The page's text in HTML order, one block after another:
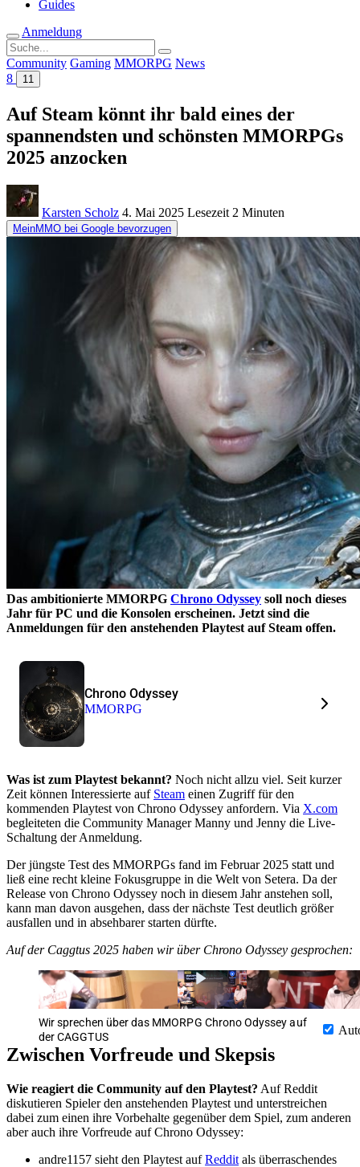
Guides
Anmeldung
Suche
nach:
Community Gaming MMORPG News
8
11
Auf Steam könnt ihr bald eines der
spannendsten und schönsten MMORPGs
2025 anzocken
Karsten Scholz 4. Mai 2025 Lesezeit 2 Minuten
MeinMMO bei Google bevorzugen
Das ambitionierte MMORPG Chrono Odyssey soll noch dieses
Jahr für PC und die Konsolen erscheinen. Jetzt sind die
Anmeldungen für den anstehenden Playtest auf Steam offen.
Chrono Odyssey
MMORPG
Was ist zum Playtest bekannt? Noch nicht allzu viel. Seit kurzer
Zeit können Interessierte auf Steam einen Zugriff für den
kommenden Playtest von Chrono Odyssey anfordern. Via X.com
begleiteten die Community Manager Manny und Jenny die Live-
Schaltung der Anmeldung.
Der jüngste Test des MMORPGs fand im Februar 2025 statt und
ließ eine recht kleine Fokusgruppe in die Welt von Setera. Da der
Release von Chrono Odyssey noch in diesem Jahr anstehen soll,
kann man davon ausgehen, dass der nächste Test deutlich größer
ausfallen und in absehbarer starten dürfte.
Auf der Caggtus 2025 haben wir über Chrono Odyssey gesprochen:
Wir sprechen über das MMORPG Chrono Odyssey auf
der CAGGTUS
Zwischen Vorfreude und Skepsis
Wie reagiert die Community auf den Playtest? Auf Reddit
diskutieren Spieler den anstehenden Playtest und unterstreichen
dabei zum einen ihre Vorbehalte gegenüber dem Spiel, zum anderen
aber auch ihre Vorfreude auf Chrono Odyssey:
andre1157 sieht den Playtest aufReddit als überraschendes